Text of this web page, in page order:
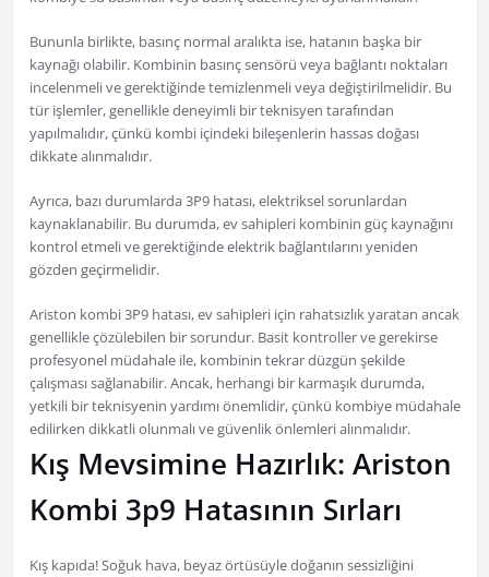
Bununla birlikte, basınç normal aralıkta ise, hatanın başka bir
kaynağı olabilir. Kombinin basınç sensörü veya bağlantı noktaları
incelenmeli ve gerektiğinde temizlenmeli veya değiştirilmelidir. Bu
tür işlemler, genellikle deneyimli bir teknisyen tarafından
yapılmalıdır, çünkü kombi içindeki bileşenlerin hassas doğası
dikkate alınmalıdır.
Ayrıca, bazı durumlarda 3P9 hatası, elektriksel sorunlardan
kaynaklanabilir. Bu durumda, ev sahipleri kombinin güç kaynağını
kontrol etmeli ve gerektiğinde elektrik bağlantılarını yeniden
gözden geçirmelidir.
Ariston kombi 3P9 hatası, ev sahipleri için rahatsızlık yaratan ancak
genellikle çözülebilen bir sorundur. Basit kontroller ve gerekirse
profesyonel müdahale ile, kombinin tekrar düzgün şekilde
çalışması sağlanabilir. Ancak, herhangi bir karmaşık durumda,
yetkili bir teknisyenin yardımı önemlidir, çünkü kombiye müdahale
edilirken dikkatli olunmalı ve güvenlik önlemleri alınmalıdır.
Kış Mevsimine Hazırlık: Ariston
Kombi 3p9 Hatasının Sırları
Kış kapıda! Soğuk hava, beyaz örtüsüyle doğanın sessizliğini